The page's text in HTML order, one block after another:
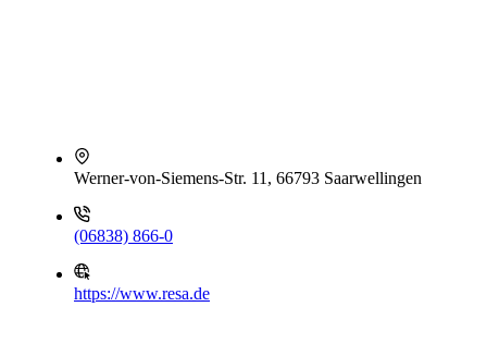
Werner-von-Siemens-Str. 11, 66793 Saarwellingen
(06838) 866-0
https://www.resa.de